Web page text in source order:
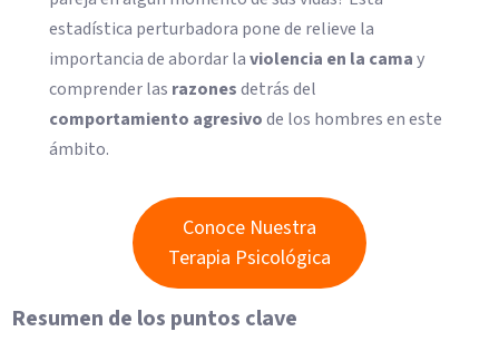
estadística perturbadora pone de relieve la
importancia de abordar laviolencia en la camay
comprender las razonesdetrás del
comportamiento agresivode los hombres en este
ámbito.
Conoce Nuestra
Terapia Psicológica
Resumen de los puntos clave